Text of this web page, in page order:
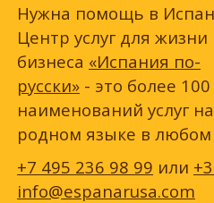
Нужна помощь в
Центр услуг для жизни
бизнеса «Испания по-
русски» - это более 100
наименований услуг на
родном языке в
+7 495 236 98 99 или
info@espanarusa.com